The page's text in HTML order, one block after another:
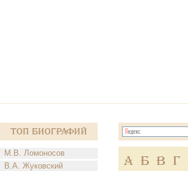
Топ Биографий
М.В. Ломоносов
В.А. Жуковский
А Б В Г